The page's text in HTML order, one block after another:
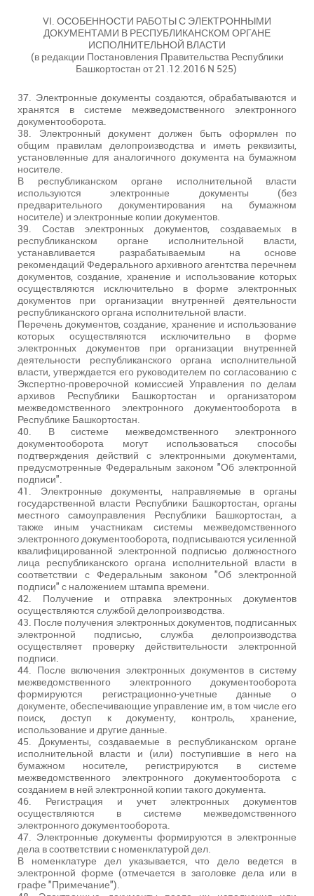
VI. ОСОБЕННОСТИ РАБОТЫ С ЭЛЕКТРОННЫМИ
ДОКУМЕНТАМИ В РЕСПУБЛИКАНСКОМ ОРГАНЕ
ИСПОЛНИТЕЛЬНОЙ ВЛАСТИ
(в редакции Постановления Правительства Республики
Башкортостан от 21.12.2016 N 525)
37. Электронные документы создаются, обрабатываются и
хранятся в системе межведомственного электронного
документооборота.
38. Электронный документ должен быть оформлен по
общим правилам делопроизводства и иметь реквизиты,
установленные для аналогичного документа на бумажном
носителе.
В республиканском органе исполнительной власти
используются электронные документы (без
предварительного документирования на бумажном
носителе) и электронные копии документов.
39. Состав электронных документов, создаваемых в
республиканском органе исполнительной власти,
устанавливается разрабатываемым на основе
рекомендаций Федерального архивного агентства перечнем
документов, создание, хранение и использование которых
осуществляются исключительно в форме электронных
документов при организации внутренней деятельности
республиканского органа исполнительной власти.
Перечень документов, создание, хранение и использование
которых осуществляются исключительно в форме
электронных документов при организации внутренней
деятельности республиканского органа исполнительной
власти, утверждается его руководителем по согласованию с
Экспертно-проверочной комиссией Управления по делам
архивов Республики Башкортостан и организатором
межведомственного электронного документооборота в
Республике Башкортостан.
40. В системе межведомственного электронного
документооборота могут использоваться способы
подтверждения действий с электронными документами,
предусмотренные Федеральным законом "Об электронной
подписи".
41. Электронные документы, направляемые в органы
государственной власти Республики Башкортостан, органы
местного самоуправления Республики Башкортостан, а
также иным участникам системы межведомственного
электронного документооборота, подписываются усиленной
квалифицированной электронной подписью должностного
лица республиканского органа исполнительной власти в
соответствии с Федеральным законом "Об электронной
подписи" с наложением штампа времени.
42. Получение и отправка электронных документов
осуществляются службой делопроизводства.
43. После получения электронных документов, подписанных
электронной подписью, служба делопроизводства
осуществляет проверку действительности электронной
подписи.
44. После включения электронных документов в систему
межведомственного электронного документооборота
формируются регистрационно-учетные данные о
документе, обеспечивающие управление им, в том числе его
поиск, доступ к документу, контроль, хранение,
использование и другие данные.
45. Документы, создаваемые в республиканском органе
исполнительной власти и (или) поступившие в него на
бумажном носителе, регистрируются в системе
межведомственного электронного документооборота с
созданием в ней электронной копии такого документа.
46. Регистрация и учет электронных документов
осуществляются в системе межведомственного
электронного документооборота.
47. Электронные документы формируются в электронные
дела в соответствии с номенклатурой дел.
В номенклатуре дел указывается, что дело ведется в
электронной форме (отмечается в заголовке дела или в
графе "Примечание").